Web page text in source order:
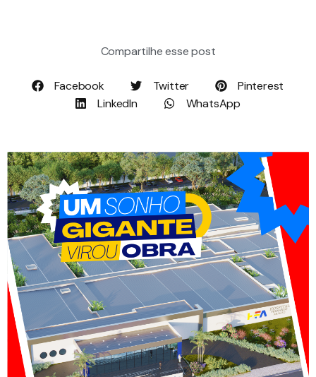
Compartilhe esse post
Facebook Twitter
Pinterest
LinkedIn
WhatsApp